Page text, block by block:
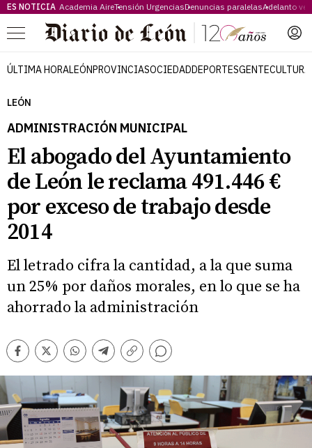
ES NOTICIA Academia AireTensión UrgenciasDenuncias paralelasAdelanto
Menú
ÚLTIMA HORALEÓNPROVINCIASOCIEDADDEPORTESGENTECULTURA
LEÓN
ADMINISTRACIÓN MUNICIPAL
El abogado del Ayuntamiento
de León le reclama 491.446 €
por exceso de trabajo desde
2014
El letrado cifra la cantidad, a la que suma
un 25% por daños morales, en lo que se ha
ahorrado la administración
Facebook
TwitterWhatsappTelegram
Copiar
Comentarios